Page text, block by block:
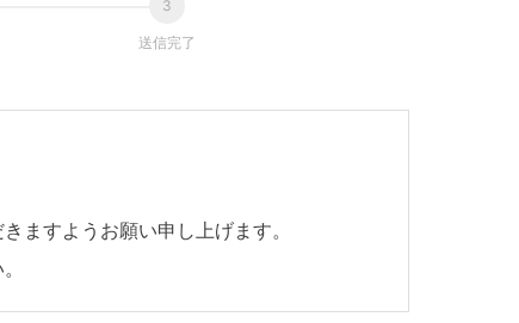
送信完了
ますようお願い申し上げます。